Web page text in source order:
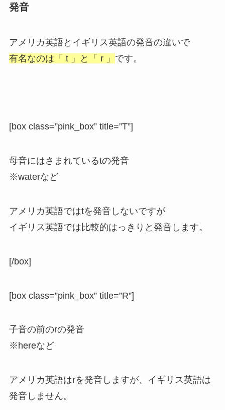
発音
アメリカ英語とイギリス英語の発音の違いで
有名なのは「 t 」と「 r 」 です。
[box class=”pink_box” title=”T”]
母音にはさまれているtの発音
※waterなど
アメリカ英語ではtを発音しないですが
イギリス英語では比較的はっきりと発音します。
[/box]
[box class=”pink_box” title=”R”]
子音の前のrの発音
※hereなど
アメリカ英語はrを発音しますが、イギリス英語は
発音しません。